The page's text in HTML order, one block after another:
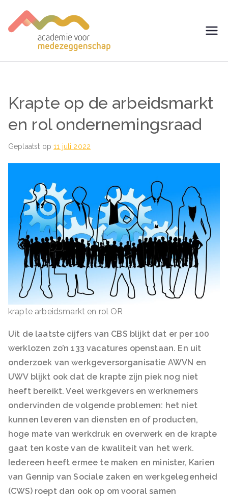
naar
de
voor
Medezegg
Krapte op de arbeidsmarkt
en rol ondernemingsraad
Geplaatst op11 juli 2022
krapte arbeidsmarkt en rol OR
Uit de laatste cijfers van CBS blijkt dat er per 100
werklozen zo’n 133 vacatures openstaan. En uit
onderzoek van werkgeversorganisatie AWVN en
UWV blijkt ook dat de krapte zijn piek nog niet
heeft bereikt. Veel werkgevers en werknemers
ondervinden de volgende problemen: het niet
kunnen leveren van diensten en of producten,
hoge mate van werkdruk en overwerk en de krapte
gaat ten koste van de kwaliteit van het werk.
Iedereen heeft ermee te maken en minister, Karien
van Gennip van Sociale zaken en werkgelegenheid
(CWS) roept dan ook op om vooral samen